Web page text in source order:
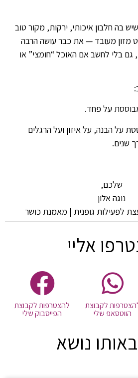
בה חלבון איכותי, ירקות, מקור טוב
מזון מעובד — את כבר עושה הרבה
בלי לחשב אם האוכל “חומצי” או
על פחד.
על הבנה, על איזון ועל הרגלים
שנים.
שלכם,
נוגה אלון
לפעילות גופנית | מאמנת כושר
אליי
לקבוצת
הווטסאפ שלי
להצטרפות לקבוצת
הפייסבוק שלי
נושא